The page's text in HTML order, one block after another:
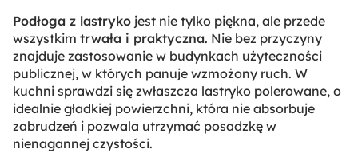
Podłoga z lastryko jest nie tylko piękna, ale przede
wszystkim trwała i praktyczna. Nie bez przyczyny
znajduje zastosowanie w budynkach użyteczności
publicznej, w których panuje wzmożony ruch. W
kuchni sprawdzi się zwłaszcza lastryko polerowane, o
idealnie gładkiej powierzchni, która nie absorbuje
zabrudzeń i pozwala utrzymać posadzkę w
nienagannej czystości.